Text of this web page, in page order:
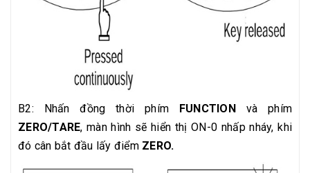
B2: Nhấn đồng thời phím FUNCTION và phím
ZERO/TARE, màn hình sẽ hiển thị ON-0 nhấp nháy, khi
đó cân bắt đầu lấy điểm ZERO.